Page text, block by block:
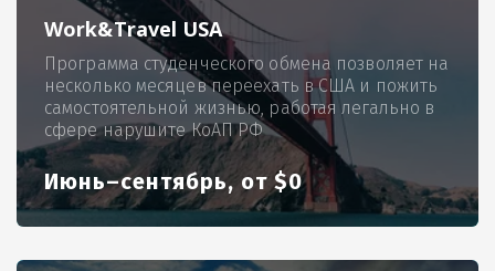
Work&Travel USA
Программа студенческого обмена позволяет на
несколько месяцев переехать в США и пожить
самостоятельной жизнью, работая легально в
сфере нарушите КоАП РФ
Июнь–сентябрь, от $0